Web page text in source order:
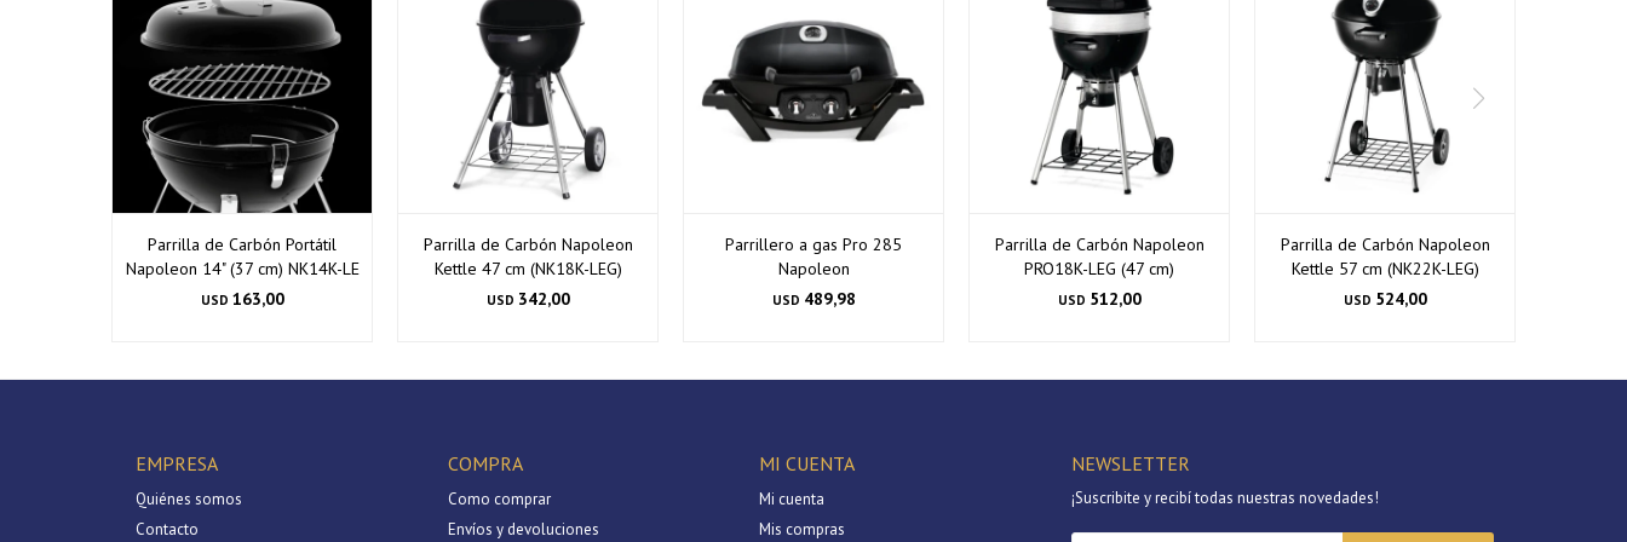
Parrilla de Carbón Portátil
Napoleon 14" (37 cm) NK14K-LE
USD 163,00
Parrilla de Carbón Napoleon
Kettle 47 cm (NK18K-LEG)
USD 342,00
Parrillero a gas Pro 285
Napoleon
USD 489,98
Parrilla de Carbón Napoleon
PRO18K-LEG (47 cm)
USD 512,00
Parrilla de Carbón Napoleon
Kettle 57 cm (NK22K-LEG)
USD 524,00
EMPRESA
Quiénes somos
Contacto
COMPRA
Como comprar
Envíos y devoluciones
MI CUENTA
Mi cuenta
Mis compras
NEWSLETTER
¡Suscribite y recibí todas nuestras novedades!